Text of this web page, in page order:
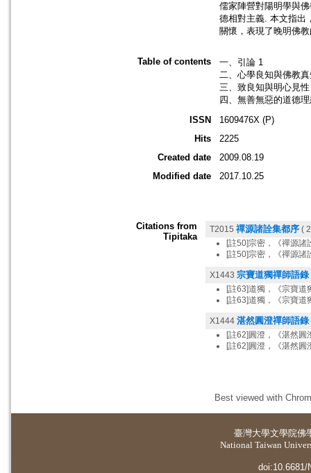
儒家陣營對陽明學與
德相對主義. 本文指出
關懷，表現了晚明佛
Table of contents
一、引論 1
二、心學良知與佛教
三、致良知與明心見
四、無善無惡的道德
ISSN
1609476X (P)
Hits
2225
Created date
2009.08.19
Modified date
2017.10.25
Citations from
Tipitaka
T2015 禪源諸詮集都序 (
[註50]宗密，《禪源諸
[註50]宗密，《禪源諸
X1443 宗寶道獨禪師語錄
[註63]道獨，《宗寶道
[註63]道獨，《宗寶道
X1444 湛然圓澄禪師語錄
[註62]圓澄，《湛然圓
[註62]圓澄，《湛然圓
Best viewed with
臺灣大學文學院佛
National Taiwan
doi:10.6681/